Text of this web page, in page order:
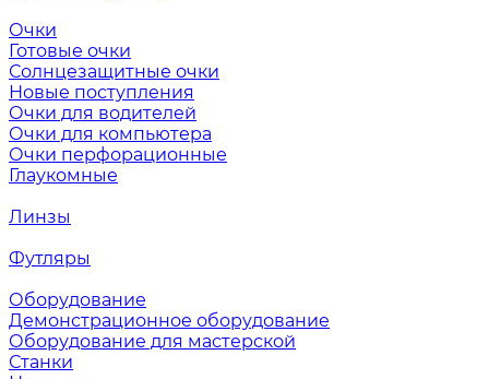
Очки
Готовые очки
Солнцезащитные очки
Новые поступления
Очки для водителей
Очки для компьютера
Очки перфорационные
Глаукомные
Линзы
Футляры
Оборудование
Демонстрационное оборудование
Оборудование для мастерской
Станки